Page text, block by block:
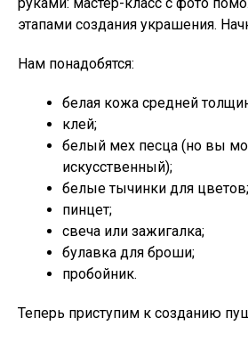
этапами создания украшения.
Нам понадобятся:
белая кожа средней
клей;
белый мех песца (но вы
искусственный);
белые тычинки для цветов;
пинцет;
свеча или зажигалка;
булавка для броши;
пробойник.
Теперь приступим к созданию